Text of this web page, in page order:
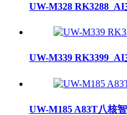
UW-M328 RK3288_AI
UW-M339 RK3399_AI
UW-M185 A83T八核